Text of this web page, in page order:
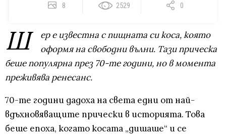
8 2529 0
Ш
ер е известна с пищната си коса, която
оформя на свободни вълни. Тази прическа
беше популярна през 70-те години, но в момента
преживява ренесанс.
70-те години дадоха на света едни от най-
вдъхновяващите прически в историята. Това
беше епоха, когато косата „дишаше“ и се